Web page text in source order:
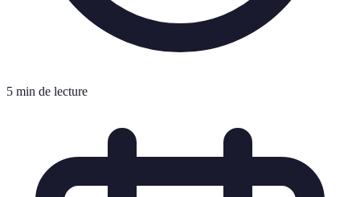
5 min de lecture